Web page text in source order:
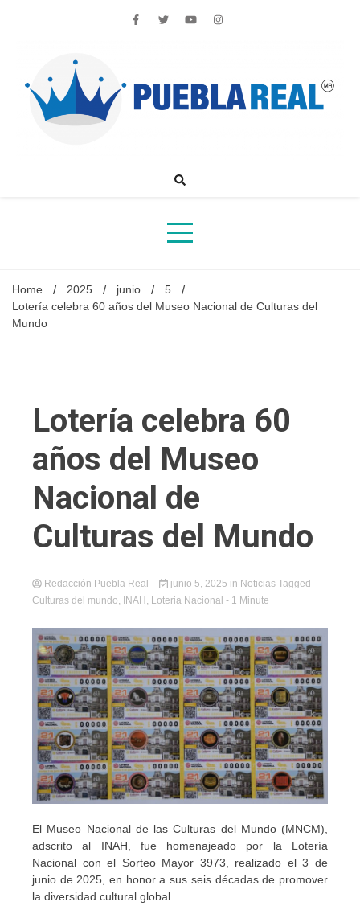
Noticias de actualidad de Puebla, México y el mundo
Home 2025 junio
5
Lotería celebra 60 años del Museo Nacional de Culturas del
Mundo
Lotería celebra 60
años del Museo
Nacional de
Culturas del Mundo
Redacción Puebla Real junio 5, 2025 in Noticias Tagged
Culturas del mundo, INAH , Loteria Nacional - 1 Minute
El Museo Nacional de las Culturas del Mundo (MNCM),
adscrito al INAH, fue homenajeado por la Lotería
Nacional con el Sorteo Mayor 3973, realizado el 3 de
junio de 2025, en honor a sus seis décadas de promover
la diversidad cultural global.